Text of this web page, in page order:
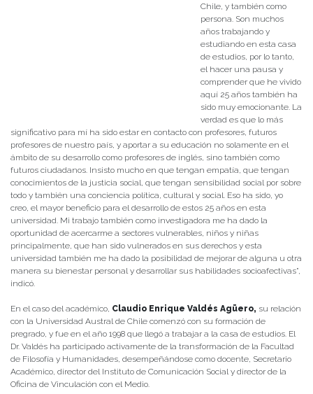
Chile, y también como
persona. Son muchos
años trabajando y
estudiando en esta casa
de estudios, por lo tanto,
el hacer una pausa y
comprender que he vivido
aquí 25 años también ha
sido muy emocionante. La
verdad es que lo más
significativo para mí ha sido estar en contacto con profesores, futuros
profesores de nuestro país, y aportar a su educación no solamente en el
ámbito de su desarrollo como profesores de inglés, sino también como
futuros ciudadanos. Insisto mucho en que tengan empatía, que tengan
conocimientos de la justicia social, que tengan sensibilidad social por sobre
todo y también una conciencia política, cultural y social. Eso ha sido, yo
creo, el mayor beneficio para el desarrollo de estos 25 años en esta
universidad. Mi trabajo también como investigadora me ha dado la
oportunidad de acercarme a sectores vulnerables, niños y niñas
principalmente, que han sido vulnerados en sus derechos y esta
universidad también me ha dado la posibilidad de mejorar de alguna u otra
manera su bienestar personal y desarrollar sus habilidades socioafectivas”,
indicó.
En el caso del académico, Claudio Enrique Valdés Agüero, su relación
con la Universidad Austral de Chile comenzó con su formación de
pregrado, y fue en el año 1998 que llegó a trabajar a la casa de estudios. El
Dr. Valdés ha participado activamente de la transformación de la Facultad
de Filosofía y Humanidades, desempeñándose como docente, Secretario
Académico, director del Instituto de Comunicación Social y director de la
Oficina de Vinculación con el Medio.